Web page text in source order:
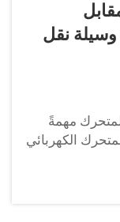
وسيلة نقل
مهمةً
الكهربائي
وعيوبٌ
لتوفير
معًا الكرسيَّين